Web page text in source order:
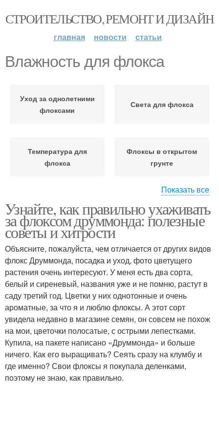
СТРОИТЕЛЬСТВО, РЕМОНТ И ДИЗАЙН
главная новости статьи
Влажность для флокса
Уход за однолетними
флоксами
Света для флокса
Температура для
флокса
Флоксы в открытом
грунте
Дренаж для флокса Уход за флоксами
Показать все
Узнайте, как правильно ухаживать
за флоксом друммонда: полезные
советы и хитрости
Объясните, пожалуйста, чем отличается от других видов
флокс Друммонда, посадка и уход, фото цветущего
растения очень интересуют. У меня есть два сорта,
белый и сиреневый, названия уже и не помню, растут в
саду третий год. Цветки у них однотонные и очень
ароматные, за что я и люблю флоксы. А этот сорт
увидела недавно в магазине семян, он совсем не похож
на мои, цветочки полосатые, с острыми лепестками.
Купила, на пакете написано «Друммонда» и больше
ничего. Как его выращивать? Сеять сразу на клумбу и
где именно? Свои флоксы я покупала деленками,
поэтому не знаю, как правильно.